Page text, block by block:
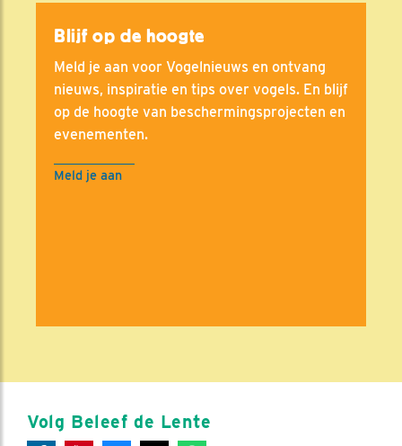
Blijf op de hoogte
Meld je aan voor Vogelnieuws en ontvang
nieuws, inspiratie en tips over vogels. En blijf
op de hoogte van beschermingsprojecten en
evenementen.
Meld je aan
Volg Beleef de Lente